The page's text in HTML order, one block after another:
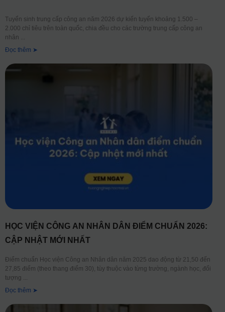
Tuyển sinh trung cấp công an năm 2026 dự kiến tuyển khoảng 1.500 –
2.000 chỉ tiêu trên toàn quốc, chia đều cho các trường trung cấp công an
nhân
Đọc thêm ➤
HỌC VIỆN CÔNG AN NHÂN DÂN ĐIỂM CHUẨN 2026:
CẬP NHẬT MỚI NHẤT
Điểm chuẩn Học viện Công an Nhân dân năm 2025 dao động từ 21,50 đến
27,85 điểm (theo thang điểm 30), tùy thuộc vào từng trường, ngành học, đối
tượng
Đọc thêm ➤